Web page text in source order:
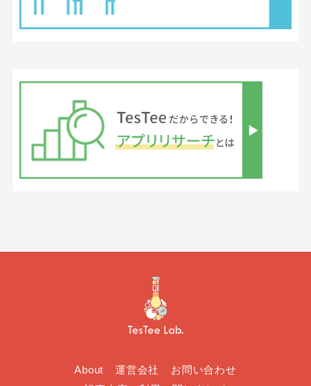
About 運営会社
お問い合わせ